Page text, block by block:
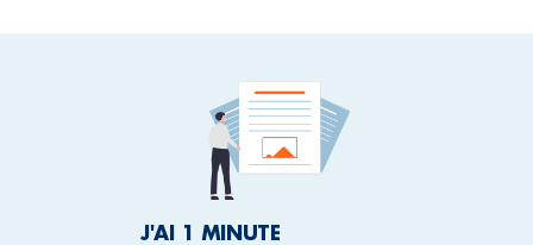
J'AI 1 MINUTE